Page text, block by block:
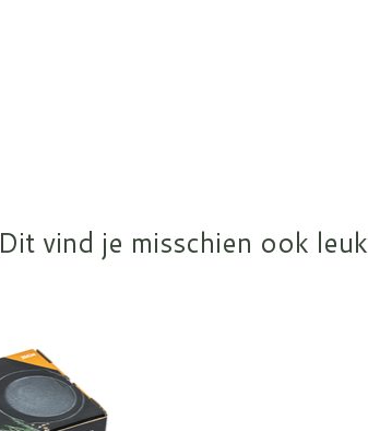
Dit vind je misschien ook leuk